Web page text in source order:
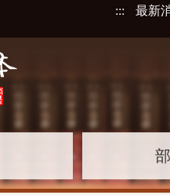
::: 最新